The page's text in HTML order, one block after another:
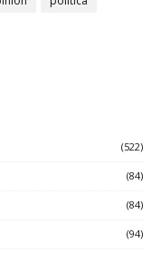
(522)
(84)
(84)
(94)